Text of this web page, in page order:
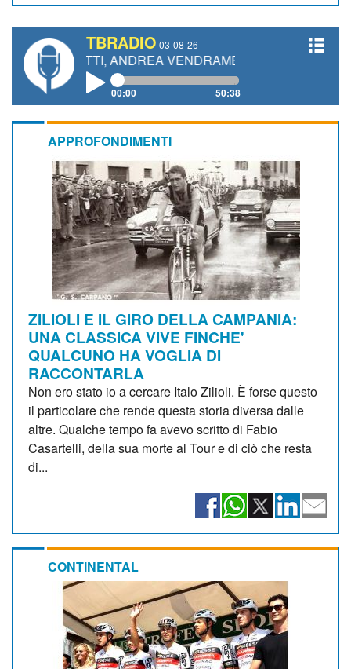
TBRADIO 03-08-26
ANDREA VENDRAME, FILIPPO FIORELLI
00:00 50:38
APPROFONDIMENTI
ZILIOLI E IL GIRO DELLA CAMPANIA:
UNA CLASSICA VIVE FINCHE'
QUALCUNO HA VOGLIA DI
RACCONTARLA
Non ero stato io a cercare Italo Zilioli. È forse questo
il particolare che rende questa storia diversa dalle
altre. Qualche tempo fa avevo scritto di Fabio
Casartelli, della sua morte al Tour e di ciò che resta
di...
CONTINENTAL